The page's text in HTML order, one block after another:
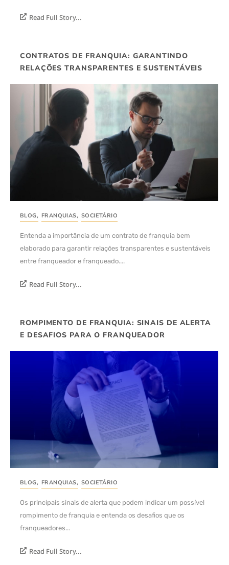
Read Full Story...
CONTRATOS DE FRANQUIA: GARANTINDO
RELAÇÕES TRANSPARENTES E SUSTENTÁVEIS
BLOG, FRANQUIAS, SOCIETÁRIO
Entenda a importância de um contrato de franquia bem
elaborado para garantir relações transparentes e sustentáveis
entre franqueador e franqueado....
Read Full Story...
ROMPIMENTO DE FRANQUIA: SINAIS DE ALERTA
E DESAFIOS PARA O FRANQUEADOR
BLOG, FRANQUIAS, SOCIETÁRIO
Os principais sinais de alerta que podem indicar um possível
rompimento de franquia e entenda os desafios que os
franqueadores...
Read Full Story...